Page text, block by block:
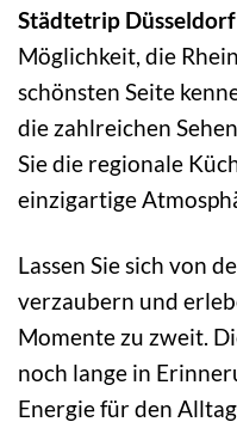
Städtetrip
Möglichkeit, die
schönsten Seite
die zahlreichen
Sie die regionale
einzigartige
Lassen Sie sich von
verzaubern und
Momente zu zweit.
noch lange in
Energie für den